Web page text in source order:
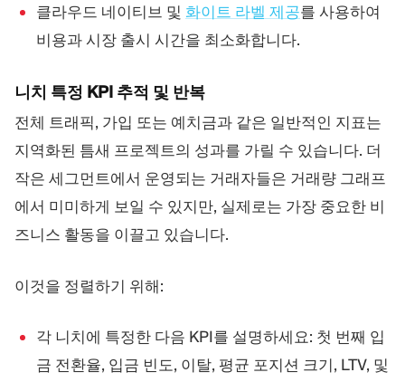
클라우드 네이티브 및 화이트 라벨 제공를 사용하여
비용과 시장 출시 시간을 최소화합니다.
니치 특정 KPI 추적 및 반복
전체 트래픽, 가입 또는 예치금과 같은 일반적인 지표는
지역화된 틈새 프로젝트의 성과를 가릴 수 있습니다. 더
작은 세그먼트에서 운영되는 거래자들은 거래량 그래프
에서 미미하게 보일 수 있지만, 실제로는 가장 중요한 비
즈니스 활동을 이끌고 있습니다.
이것을 정렬하기 위해:
각 니치에 특정한 다음 KPI를 설명하세요: 첫 번째 입
금 전환율, 입금 빈도, 이탈, 평균 포지션 크기, LTV, 및